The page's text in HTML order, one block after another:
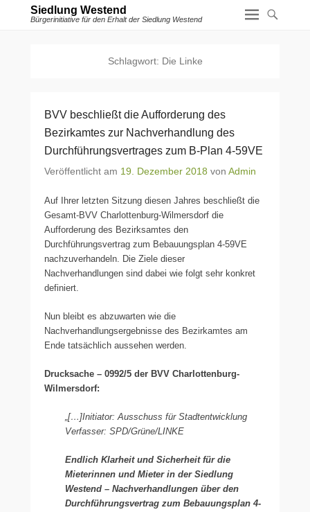
Siedlung Westend
Bürgerinitiative für den Erhalt der Siedlung Westend
Schlagwort: Die Linke
BVV beschließt die Aufforderung des
Bezirkamtes zur Nachverhandlung des
Durchführungsvertrages zum B-Plan 4-59VE
Veröffentlicht am 19. Dezember 2018 von Admin
Auf Ihrer letzten Sitzung diesen Jahres beschließt die
Gesamt-BVV Charlottenburg-Wilmersdorf die
Aufforderung des Bezirksamtes den
Durchführungsvertrag zum Bebauungsplan 4-59VE
nachzuverhandeln. Die Ziele dieser
Nachverhandlungen sind dabei wie folgt sehr konkret
definiert.
Nun bleibt es abzuwarten wie die
Nachverhandlungsergebnisse des Bezirkamtes am
Ende tatsächlich aussehen werden.
Drucksache – 0992/5 der BVV Charlottenburg-
Wilmersdorf:
„[…]Initiator: Ausschuss für Stadtentwicklung
Verfasser: SPD/Grüne/LINKE
Endlich Klarheit und Sicherheit für die
Mieterinnen und Mieter in der Siedlung
Westend – Nachverhandlungen über den
Durchführungsvertrag zum Bebauungsplan 4-